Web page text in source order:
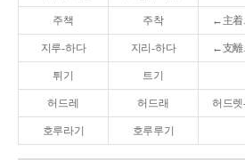
주책 주착 ←主着
지루-하다 지리-하다 ←支離.
튀기 트기
허드레 허드래 허드렛
호루라기 호루루기